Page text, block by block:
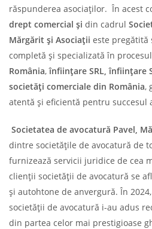
răspunderea asociaților. În acest
drept comercial și din cadrul
Mărgărit și Asociații este pregătită
completă și specializată în
România,înființare SRL, înființare
societăți comerciale din România,
atentă și eficientă pentru succesul
Societatea de avocatură Pavel,
dintre societățile de avocatură de
furnizează servicii juridice de cea
clienții societății de avocatură se
și autohtone de anvergură. În
societății de avocatură i-au adus
din partea celor mai prestigioase